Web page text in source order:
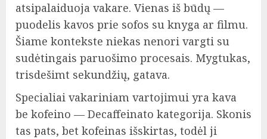
atsipalaiduoja vakare. Vienas iš būdų —
puodelis kavos prie sofos su knyga ar filmu.
Šiame kontekste niekas nenori vargti su
sudėtingais paruošimo procesais. Mygtukas,
trisdešimt sekundžių, gatava.
Specialiai vakariniam vartojimui yra kava
be kofeino — Decaffeinato kategorija. Skonis
tas pats, bet kofeinas išskirtas, todėl ji